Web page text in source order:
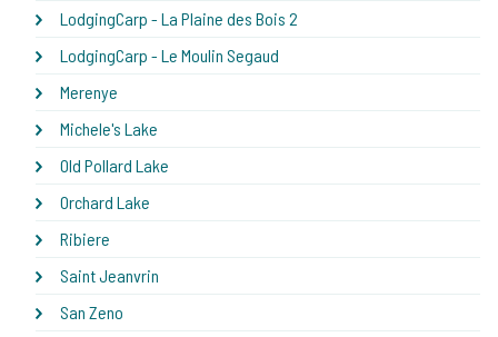
LodgingCarp - La Plaine des Bois 2
LodgingCarp - Le Moulin Segaud
Merenye
Michele's Lake
Old Pollard Lake
Orchard Lake
Ribiere
Saint Jeanvrin
San Zeno